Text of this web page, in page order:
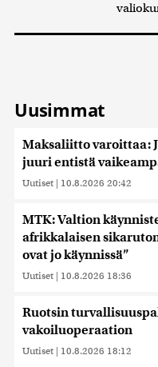
Uusimmat
Maksaliitto varoittaa:
juuri entistä
Uutiset | 10.8.2026 20:42
MTK: Valtion
afrikkalaisen
ovat jo käynnissä”
Uutiset | 10.8.2026 18:36
Ruotsin
vakoiluoperaation
Uutiset | 10.8.2026 18:12